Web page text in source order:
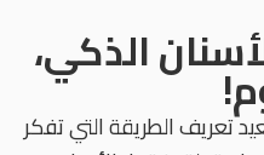
الذكي،
تعريف الطريقة التي تفكر